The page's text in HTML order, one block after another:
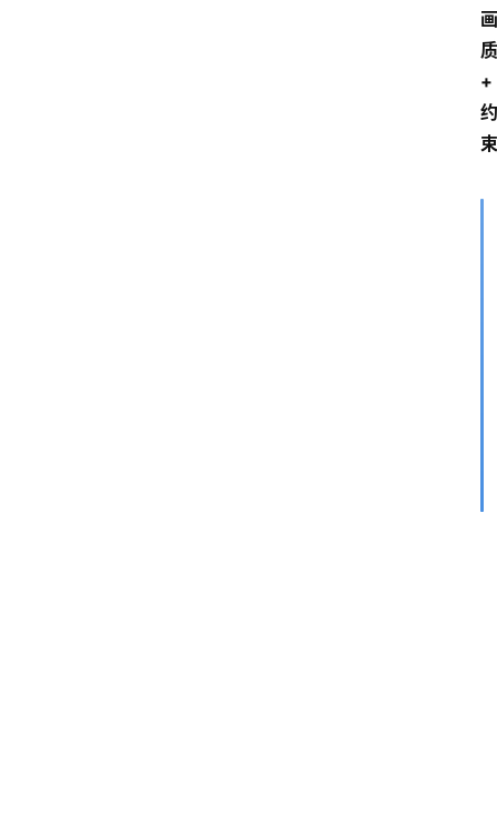
画
质
+
约
束